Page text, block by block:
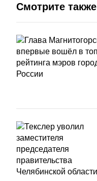
Смотрите также